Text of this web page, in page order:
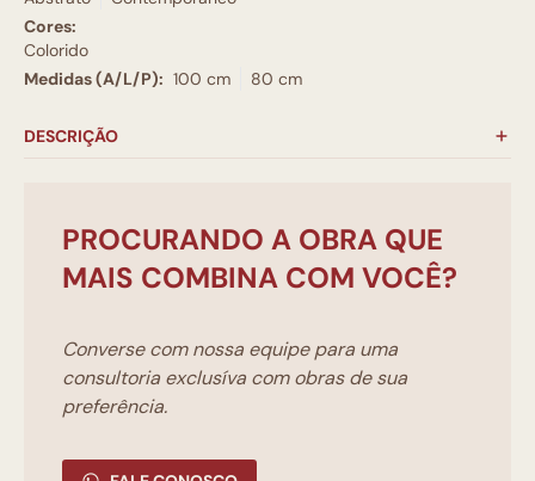
Cores:
Colorido
Medidas (A/L/P): 100 cm 80 cm
DESCRIÇÃO
PROCURANDO A OBRA QUE
MAIS COMBINA COM VOCÊ?
Converse com nossa equipe para uma
consultoria exclusíva com obras de sua
preferência.